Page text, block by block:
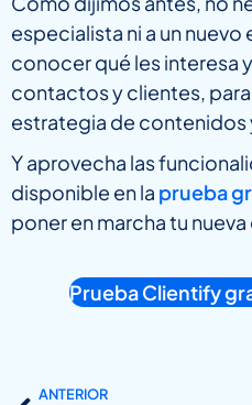
especialista ni a un
conocer qué les interesa
contactos y clientes, para
estrategia de contenidos
Y aprovecha las
disponible en la prueba
poner en marcha tu
Prueba Clientify
ANTERIOR